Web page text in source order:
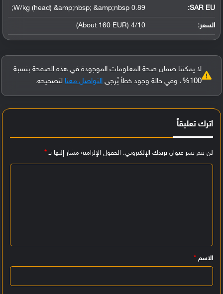
SAR EU:
0.89 W/kg (head) &amp;nbsp; &amp;nbsp;
السعر: 4/10 (About 160 EUR)
لا يمكننا ضمان صحة المعلومات الموجودة في هذه الصفحة بنسبة
100%، وفي حالة وجود خطأ يُرجى
التواصل معنا لتصحيحه.
اترك تعليقاً
لن يتم نشر عنوان بريدك الإلكتروني. الحقول الإلزامية مشار إليها بـ*
ي
ق
الاسم *